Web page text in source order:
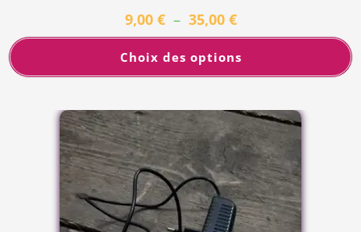
9,00 € – 35,00 €
Choix des options